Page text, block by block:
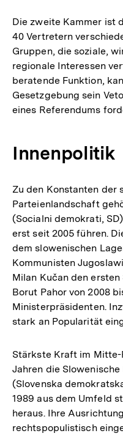
Die zweite Kammer ist
40 Vertretern
Gruppen, die soziale,
regionale Interessen
beratende Funktion,
Gesetzgebung sein
eines Referendums
Innenpolitik
Zu den Konstanten der
Parteienlandschaft
(Socialni demokrati,
erst seit 2005 führen.
dem slowenischen
Kommunisten
Milan Kučan den
Borut Pahor von 2008
Ministerpräsidenten.
stark an Popularität
Stärkste Kraft im
Jahren die
(Slovenska
1989 aus dem Umfeld
heraus. Ihre
rechtspopulistisch